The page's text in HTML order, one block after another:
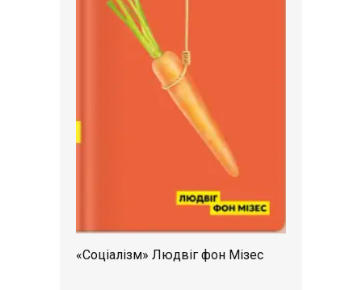
«Соціалізм» Людвіг фон Мізес